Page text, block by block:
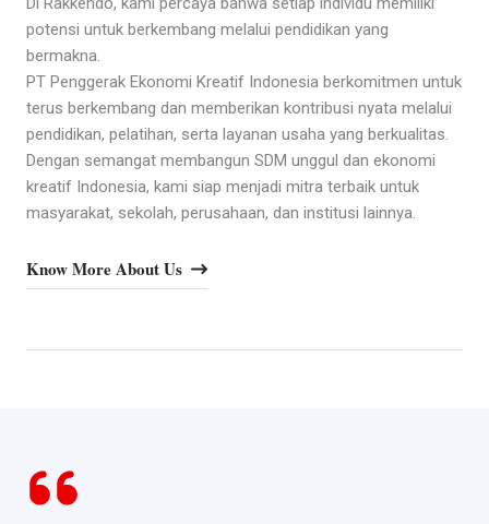
potensi untuk berkembang melalui pendidikan yang
bermakna.
PT Penggerak Ekonomi Kreatif Indonesia berkomitmen untuk
terus berkembang dan memberikan kontribusi nyata melalui
pendidikan, pelatihan, serta layanan usaha yang berkualitas.
Dengan semangat membangun SDM unggul dan ekonomi
kreatif Indonesia, kami siap menjadi mitra terbaik untuk
masyarakat, sekolah, perusahaan, dan institusi lainnya.
Know More About Us